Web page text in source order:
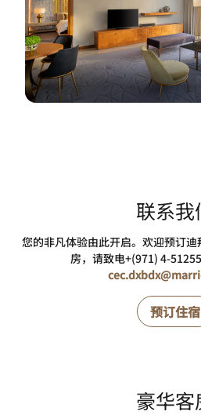
联系我
您的非凡体验由此开启。欢迎预订
房，请致电+(971) 4-
预订住宿
豪华客